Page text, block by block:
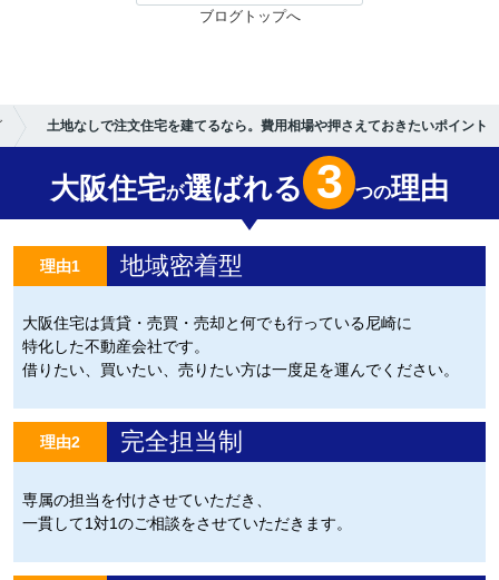
ブログトップへ
土地なしで注文住宅を建てるなら。費用相場や押さえておきたいポイント
大阪住宅が選ばれる 3 つの理由
理由1 地域密着型
大阪住宅は賃貸・売買・売却と何でも行っている尼崎に
特化した不動産会社です。
借りたい、買いたい、売りたい方は一度足を運んでください。
理由2 完全担当制
専属の担当を付けさせていただき、
一貫して1対1のご相談をさせていただきます。